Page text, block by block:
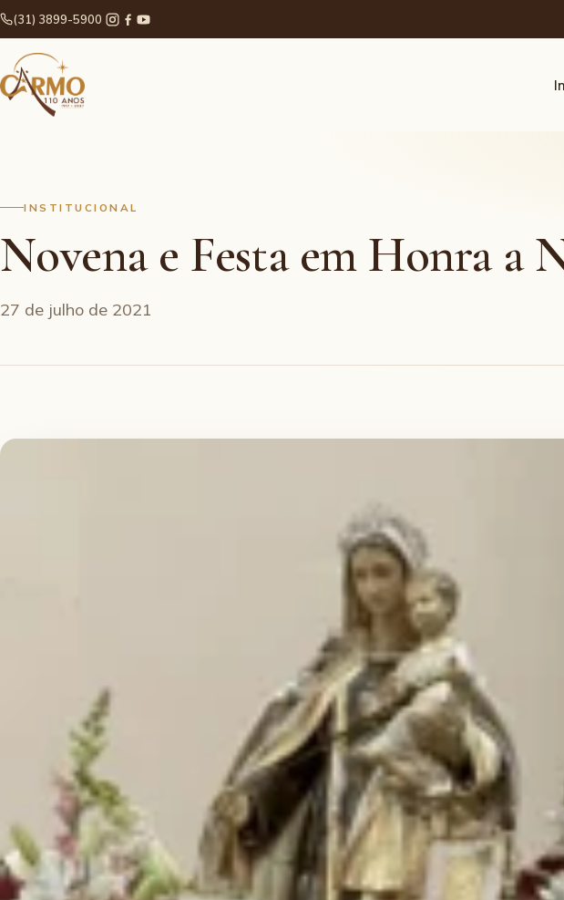
(31) 3899-5900
INSTITUCIONAL
Novena e Festa em Honra a
27 de julho de 2021